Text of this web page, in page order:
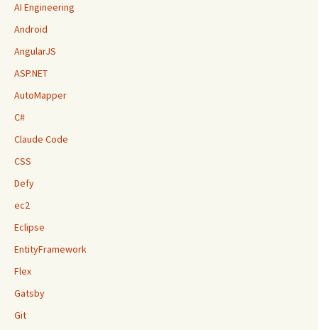
AI Engineering
Android
AngularJS
ASP.NET
AutoMapper
C#
Claude Code
CSS
Defy
ec2
Eclipse
EntityFramework
Flex
Gatsby
Git